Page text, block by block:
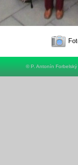
© P. Antonín